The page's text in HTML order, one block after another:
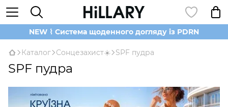
NEW ⌇ Система щоденного догляду із PDRN
Каталог Сонцезахист☀️ SPF пудра
SPF пудра